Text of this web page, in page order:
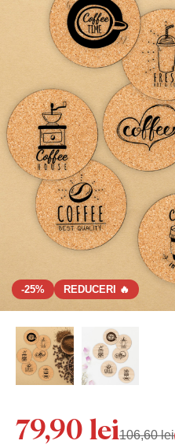
-25% REDUCERI 🔥
79,90 lei106,60 lei